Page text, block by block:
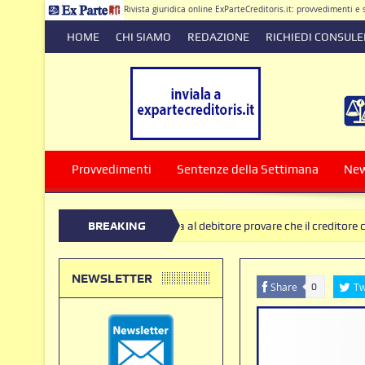
Rivista giuridica online ExParteCreditoris.it: provvedimenti e
HOME CHI SIAMO REDAZIONE RICHIEDI
Provvedimenti Sentenze della Settimana
BREAKING
NEWS
al pignoramento, spetta al debitore provare che il creditore
restituzione di somme versate in presenza di clausole nulle deve
Share 0
NEWSLETTER